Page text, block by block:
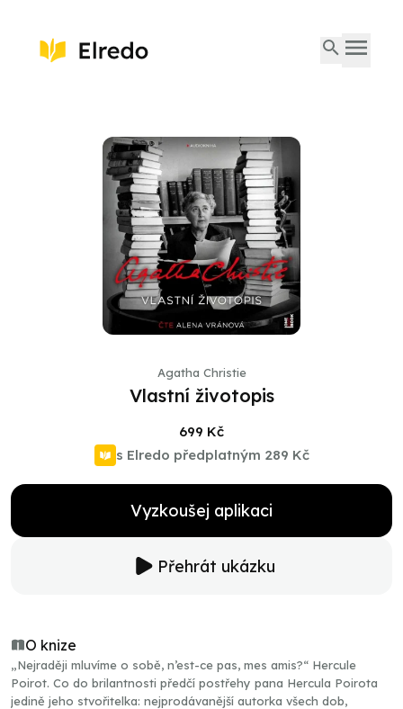
Agatha Christie
Vlastní životopis
699 Kč
s Elredo předplatným 289 Kč
Vyzkoušej aplikaci
Přehrát ukázku
O knize
„Nejraději mluvíme o sobě, n’est-ce pas, mes amis?“ Hercule
Poirot. Co do brilantnosti předčí postřehy pana Hercula Poirota
jedině jeho stvořitelka: nejprodávanější autorka všech dob,